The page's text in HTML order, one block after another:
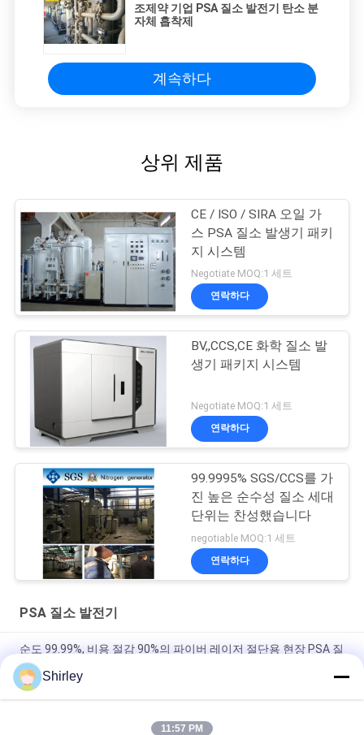
조제약 기업 PSA 질소 발전기 탄소 분
자체 흡착제
계속하다
상위 제품
CE / ISO / SIRA 오일 가
스 PSA 질소 발생기 패키
지 시스템
Negotiate MOQ:1 세트
연락하다
BV,,CCS,CE 화학 질소 발
생기 패키지 시스템
Negotiate MOQ:1 세트
연락하다
99.9995% SGS/CCS를 가
진 높은 순수성 질소 세대
단위는 찬성했습니다
negotiable MOQ:1 세트
연락하다
PSA 질소 발전기
순도 99.99%, 비용 절감 90%의 파이버 레이저 절단용 현장 PSA 질
소 발생기
현명한 사이즈 가지고 다닐 수 있는 PSA 질소 가스 플랜트 자동화
Shirley
11:57 PM